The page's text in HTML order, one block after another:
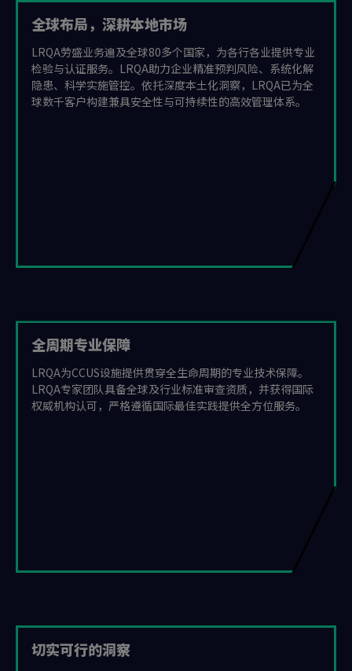
全球布局，深耕本地市场
LRQA劳盛业务遍及全球80多个国家，为各行各业提供专业
检验与认证服务。LRQA助力企业精准预判风险、系统化解
隐患、科学实施管控。依托深度本土化洞察，LRQA已为全
球数千客户构建兼具安全性与可持续性的高效管理体系。
全周期专业保障
LRQA为CCUS设施提供贯穿全生命周期的专业技术保障。
LRQA专家团队具备全球及行业标准审查资质，并获得国际
权威机构认可，严格遵循国际最佳实践提供全方位服务。
切实可行的洞察